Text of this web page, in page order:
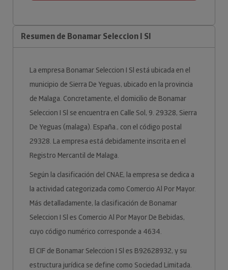
Resumen de Bonamar Seleccion I Sl
La empresa Bonamar Seleccion I Sl está ubicada en el
municipio de Sierra De Yeguas, ubicado en la provincia
de Malaga. Concretamente, el domicilio de Bonamar
Seleccion I Sl se encuentra en Calle Sol, 9. 29328, Sierra
De Yeguas (malaga). España., con el código postal
29328. La empresa está debidamente inscrita en el
Registro Mercantil de Malaga.
Según la clasificación del CNAE, la empresa se dedica a
la actividad categorizada como Comercio Al Por Mayor.
Más detalladamente, la clasificación de Bonamar
Seleccion I Sl es Comercio Al Por Mayor De Bebidas,
cuyo código numérico corresponde a 4634.
El CIF de Bonamar Seleccion I Sl es B92628932, y su
estructura jurídica se define como Sociedad Limitada.